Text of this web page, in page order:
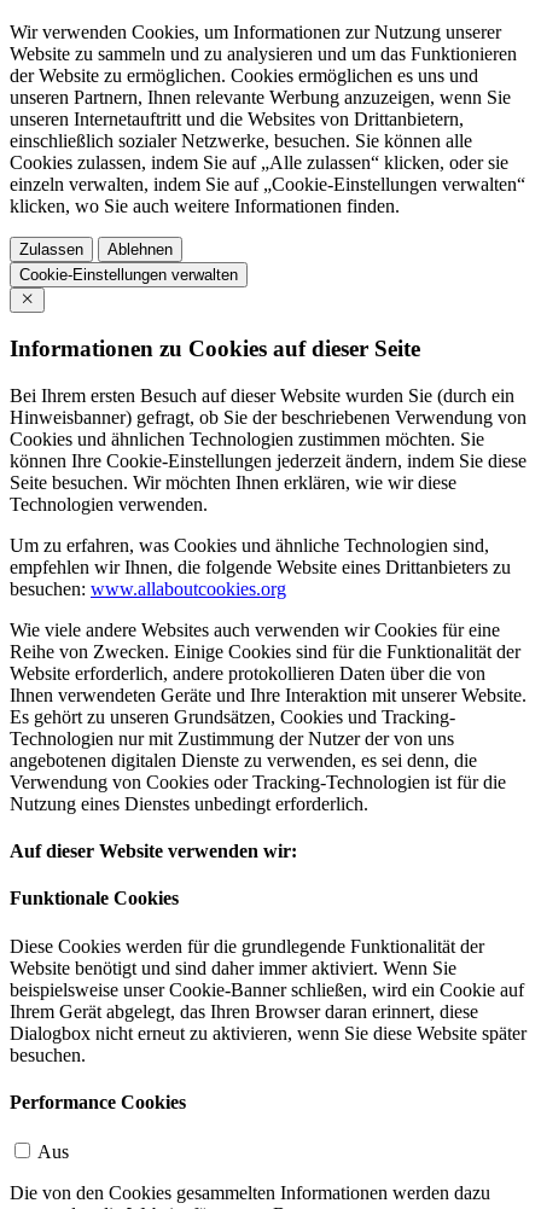
Wir verwenden Cookies, um Informationen zur Nutzung unserer
Website zu sammeln und zu analysieren und um das Funktionieren
der Website zu ermöglichen. Cookies ermöglichen es uns und
unseren Partnern, Ihnen relevante Werbung anzuzeigen, wenn Sie
unseren Internetauftritt und die Websites von Drittanbietern,
einschließlich sozialer Netzwerke, besuchen. Sie können alle
Cookies zulassen, indem Sie auf „Alle zulassen“ klicken, oder sie
einzeln verwalten, indem Sie auf „Cookie-Einstellungen verwalten“
klicken, wo Sie auch weitere Informationen finden.
Zulassen
Ablehnen
Cookie-Einstellungen verwalten
Informationen zu Cookies auf dieser Seite
Bei Ihrem ersten Besuch auf dieser Website wurden Sie (durch ein
Hinweisbanner) gefragt, ob Sie der beschriebenen Verwendung von
Cookies und ähnlichen Technologien zustimmen möchten. Sie
können Ihre Cookie-Einstellungen jederzeit ändern, indem Sie diese
Seite besuchen. Wir möchten Ihnen erklären, wie wir diese
Technologien verwenden.
Um zu erfahren, was Cookies und ähnliche Technologien sind,
empfehlen wir Ihnen, die folgende Website eines Drittanbieters zu
besuchen: www.allaboutcookies.org
Wie viele andere Websites auch verwenden wir Cookies für eine
Reihe von Zwecken. Einige Cookies sind für die Funktionalität der
Website erforderlich, andere protokollieren Daten über die von
Ihnen verwendeten Geräte und Ihre Interaktion mit unserer Website.
Es gehört zu unseren Grundsätzen, Cookies und Tracking-
Technologien nur mit Zustimmung der Nutzer der von uns
angebotenen digitalen Dienste zu verwenden, es sei denn, die
Verwendung von Cookies oder Tracking-Technologien ist für die
Nutzung eines Dienstes unbedingt erforderlich.
Auf dieser Website verwenden wir:
Funktionale Cookies
Diese Cookies werden für die grundlegende Funktionalität der
Website benötigt und sind daher immer aktiviert. Wenn Sie
beispielsweise unser Cookie-Banner schließen, wird ein Cookie auf
Ihrem Gerät abgelegt, das Ihren Browser daran erinnert, diese
Dialogbox nicht erneut zu aktivieren, wenn Sie diese Website später
besuchen.
Performance Cookies
Aus
Die von den Cookies gesammelten Informationen werden dazu